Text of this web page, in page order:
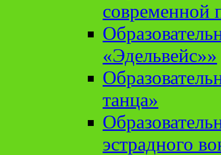
современной
«Эдельвейс»»
танца»
эстрадного